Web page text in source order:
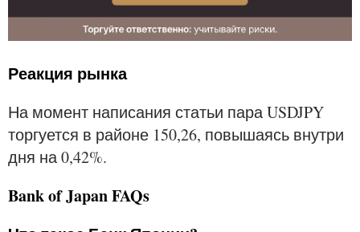
Реакция рынка
На момент написания статьи пара USDJPY
торгуется в районе 150,26, повышаясь внутри
дня на 0,42%.
Bank of Japan FAQs